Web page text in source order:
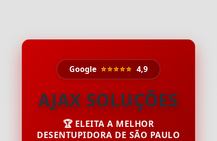
Google ⭐⭐⭐⭐⭐ 4,9
AJAX SOLUÇÕES
🏆 ELEITA A MELHOR
DESENTUPIDORA DE SÃO PAULO